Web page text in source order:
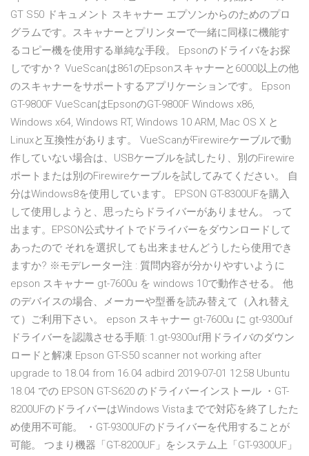
GT S50 ドキュメント スキャナー エプソンからのためのプロ
グラムです。スキャナーとプリンターで一緒に同様に機能す
るコピー機を使用する単純な手段。 Epsonのドライバをお探
しですか？ VueScanは861のEpsonスキャナーと6000以上の他
のスキャナーをサポートするアプリケーションです。 Epson
GT-9800F VueScanはEpsonのGT-9800F Windows x86,
Windows x64, Windows RT, Windows 10 ARM, Mac OS X と
Linuxと互換性があります。 VueScanがFirewireケーブルで動
作していない場合は、USBケーブルを試したり、別のFirewire
ポートまたは別のFirewireケーブルを試してみてください。 自
分はWindows8を使用しています。 EPSON GT-8300UFを購入
して使用しようと、思ったらドライバーがありません。 って
出ます。EPSON公式サイトでドライバーをダウンロードして
あったので それを選択しても出来ませんどうしたら使用でき
ますか? ※モデレーター注 : 質問内容が分かりやすいように
epson スキャナー gt-7600u を windows 10で動作させる。 他
のデバイスの場合、メーカーや型番を読み替えて（入れ替え
て）ご利用下さい。 epson スキャナー gt-7600u に gt-9300uf
ドライバーを認識させる手順: 1.gt-9300uf用ドライバのダウン
ロードと解凍 Epson GT-S50 scanner not working after
upgrade to 18.04 from 16.04 adbird 2019-07-01 12:58 Ubuntu
18.04 での EPSON GT-S620 のドライバーインストール ・GT-
8200UFのドライバーはWindows Vistaまでで対応を終了したた
め使用不可能。 ・GT-9300UFのドライバーを代用することが
可能。 つまり機器「GT-8200UF」をシステム上「GT-9300UF」